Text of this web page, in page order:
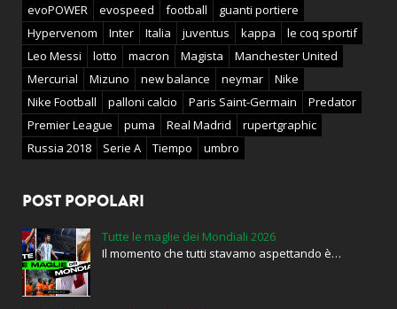
evoPOWER
evospeed football
guanti portiere
Hypervenom
Inter Italia juventus kappa
le coq sportif
Leo Messi
lotto macron Magista
Manchester United
Mercurial
Mizuno new balance neymar
Nike
Nike Football
palloni calcio Paris Saint-Germain
Predator
Premier League
puma Real Madrid
rupertgraphic
Russia 2018
Serie A Tiempo umbro
POST POPOLARI
Tutte le maglie dei Mondiali 2026
Il momento che tutti stavamo aspettando è…